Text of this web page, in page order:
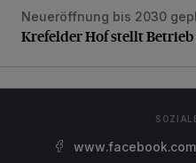
Krefelder Hof stellt Betrieb
Neueröffnung bis 2030
Krefelder Hof stellt Betrieb